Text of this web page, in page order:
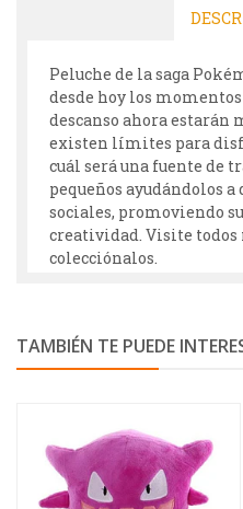
Peluche de la saga
desde hoy los
descanso ahora estarán
existen límites para
cuál será una fuente de
pequeños ayudándolos
sociales, promoviendo
creatividad. Visite todos
colecciónalos.
TAMBIÉN TE PUEDE